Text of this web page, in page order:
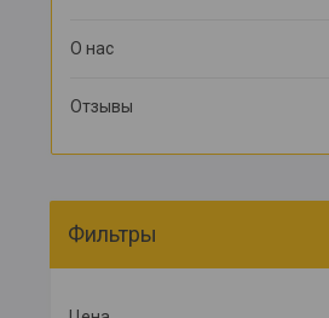
О нас
Отзывы
Фильтры